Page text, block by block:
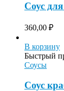
Соус
360,00 ₽
В корзину
Быстрый
Соусы
Соус